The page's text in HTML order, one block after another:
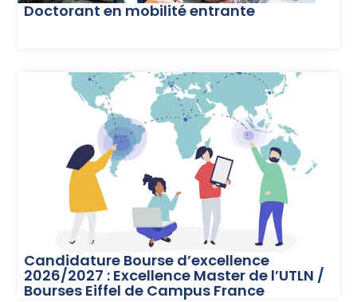
Doctorant en mobilité entrante
Candidature Bourse d’excellence
2026/2027 : Excellence Master de l’UTLN /
Bourses Eiffel de Campus France